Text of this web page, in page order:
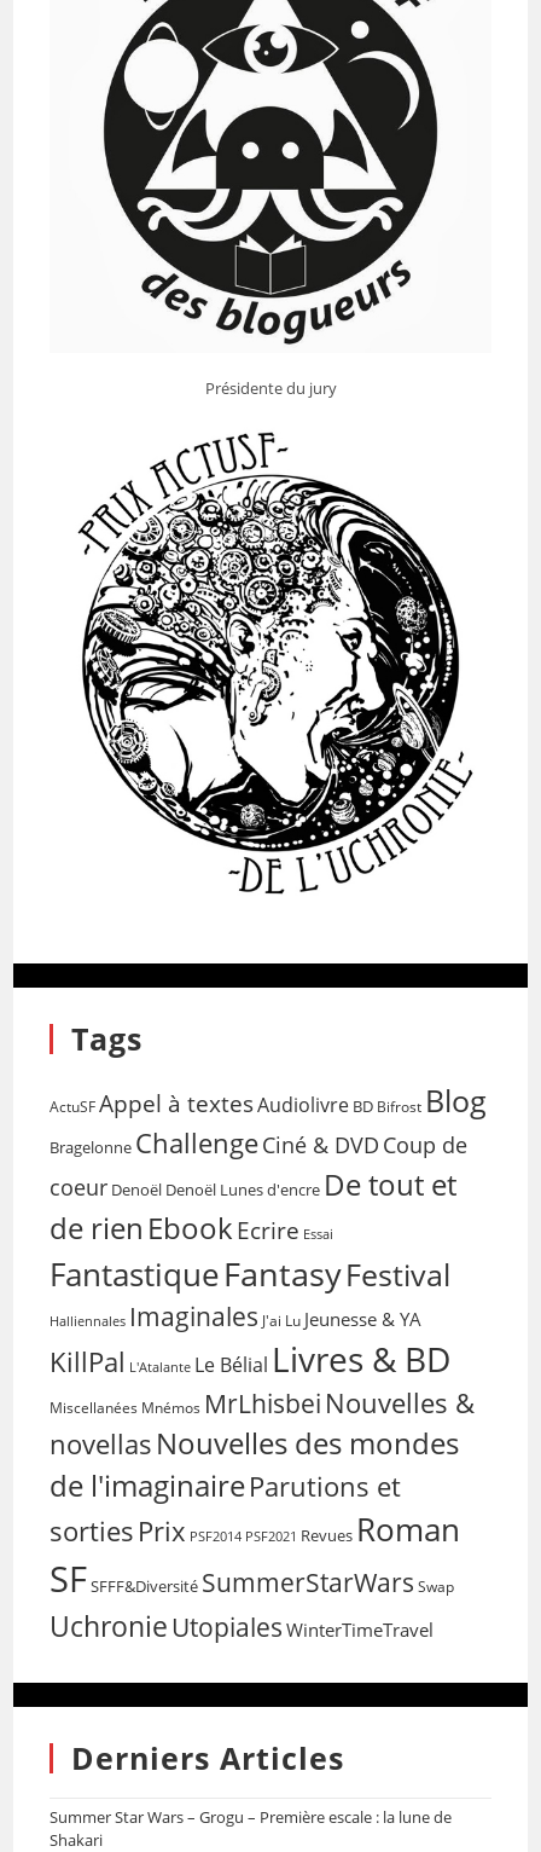
Présidente du jury
Tags
ActuSF Appel à textesAudiolivre BD Bifrost Blog
Bragelonne ChallengeCiné & DVD Coup de
coeur Denoël Denoël Lunes d'encre De tout et
de rien EbookEcrire Essai
FantastiqueFantasyFestival
Halliennales Imaginales J'ai Lu Jeunesse & YA
KillPal L'Atalante Le Bélial Livres & BD
Miscellanées Mnémos MrLhisbei Nouvelles &
novellas Nouvelles des mondes
de l'imaginaireParutions et
sorties Prix PSF2014 PSF2021 Revues Roman
SFSFFF&Diversité SummerStarWars Swap
Uchronie Utopiales WinterTimeTravel
Derniers Articles
Summer Star Wars – Grogu – Première escale : la lune de
Shakari